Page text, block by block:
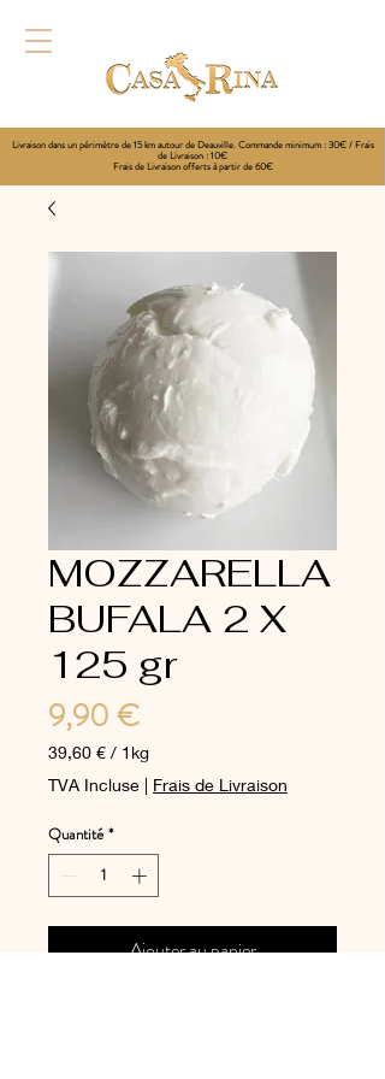
Livraison dans un périmètre de 15 km autour de Deauville. Commande minimum : 30€ / Frais
de Livraison : 10€
Frais de Livraison offerts à partir de 60€
MOZZARELLA
BUFALA 2 X
125 gr
9,90 €Prix
39,60 € / 1kg
39,60 €
pour
Kilogramme
TVA Incluse | Frais de Livraison
Quantité *
Ajouter au panier